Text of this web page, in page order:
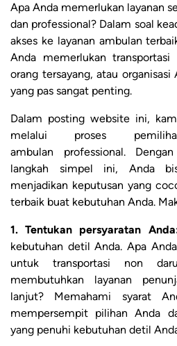
Apa Anda memerlukan layanan
dan professional? Dalam soal
akses ke layanan ambulan
Anda memerlukan
orang tersayang, atau
yang pas sangat penting.
Dalam posting website ini,
melalui proses
ambulan professional.
langkah simpel ini, Anda
menjadikan keputusan yang
terbaik buat kebutuhan Anda.
1. Tentukan persyaratan
kebutuhan detil Anda. Apa
untuk transportasi non
membutuhkan layanan
lanjut? Memahami syarat
mempersempit pilihan Anda
yang penuhi kebutuhan detil